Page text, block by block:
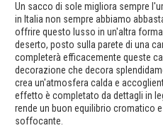
Un sacco di sole migliora sempre
in Italia non sempre abbiamo
offrire questo lusso in un'altra
deserto, posto sulla parete di una
completerà efficacemente queste
decorazione che decora
crea un'atmosfera calda e
effetto è completato da dettagli in
rende un buon equilibrio cromatico
soffocante.